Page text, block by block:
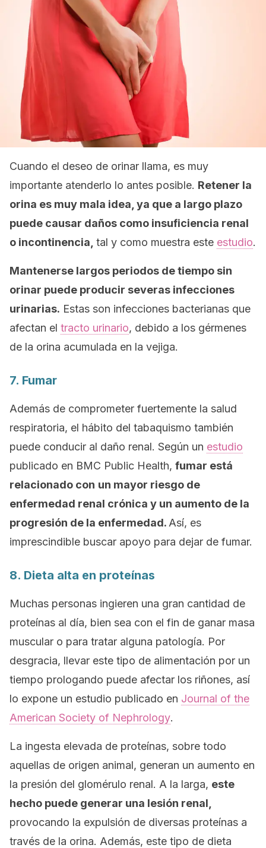
Cuando el deseo de orinar llama, es muy
importante atenderlo lo antes posible. Retener la
orina es muy mala idea, ya que a largo plazo
puede causar daños como insuficiencia renal
o incontinencia, tal y como muestra este estudio.
Mantenerse largos periodos de tiempo sin
orinar puede producir severas infecciones
urinarias. Estas son infecciones bacterianas que
afectan el tracto urinario, debido a los gérmenes
de la orina acumulada en la vejiga.
7. Fumar
Además de comprometer fuertemente la salud
respiratoria, el hábito del tabaquismo también
puede conducir al daño renal. Según un estudio
publicado en BMC Public Health, fumar está
relacionado con un mayor riesgo de
enfermedad renal crónica y un aumento de la
progresión de la enfermedad. Así, es
imprescindible buscar apoyo para dejar de fumar.
8. Dieta alta en proteínas
Muchas personas ingieren una gran cantidad de
proteínas al día, bien sea con el fin de ganar masa
muscular o para tratar alguna patología. Por
desgracia, llevar este tipo de alimentación por un
tiempo prologando puede afectar los riñones, así
lo expone un estudio publicado en Journal of the
American Society of Nephrology.
La ingesta elevada de proteínas, sobre todo
aquellas de origen animal, generan un aumento en
la presión del glomérulo renal. A la larga, este
hecho puede generar una lesión renal,
provocando la expulsión de diversas proteínas a
través de la orina. Además, este tipo de dieta